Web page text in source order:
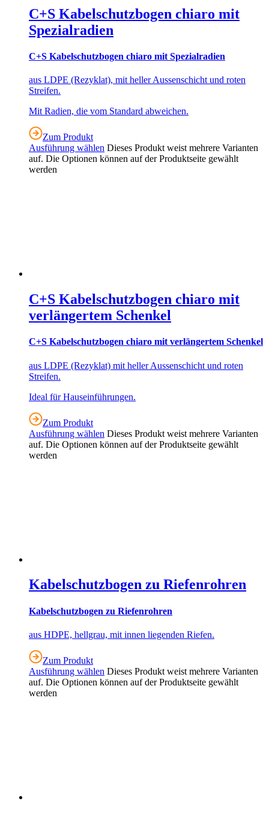
C+S Kabelschutzbogen chiaro mit
Spezialradien
C+S Kabelschutzbogen chiaro mit Spezialradien
aus LDPE (Rezyklat), mit heller Aussenschicht und roten
Streifen.
Mit Radien, die vom Standard abweichen.
Zum Produkt
Ausführung wählen Dieses Produkt weist mehrere Varianten
auf. Die Optionen können auf der Produktseite gewählt
werden
C+S Kabelschutzbogen chiaro mit
verlängertem Schenkel
C+S Kabelschutzbogen chiaro mit verlängertem Schenkel
aus LDPE (Rezyklat) mit heller Aussenschicht und roten
Streifen.
Ideal für Hauseinführungen.
Zum Produkt
Ausführung wählen Dieses Produkt weist mehrere Varianten
auf. Die Optionen können auf der Produktseite gewählt
werden
Kabelschutzbogen zu Riefenrohren
Kabelschutzbogen zu Riefenrohren
aus HDPE, hellgrau, mit innen liegenden Riefen.
Zum Produkt
Ausführung wählen Dieses Produkt weist mehrere Varianten
auf. Die Optionen können auf der Produktseite gewählt
werden